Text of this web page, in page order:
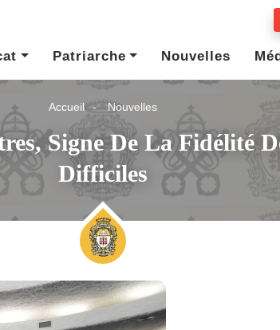
Patriarche Nouvelles
Accueil Nouvelles
Signe De La Fidélité
Difficiles